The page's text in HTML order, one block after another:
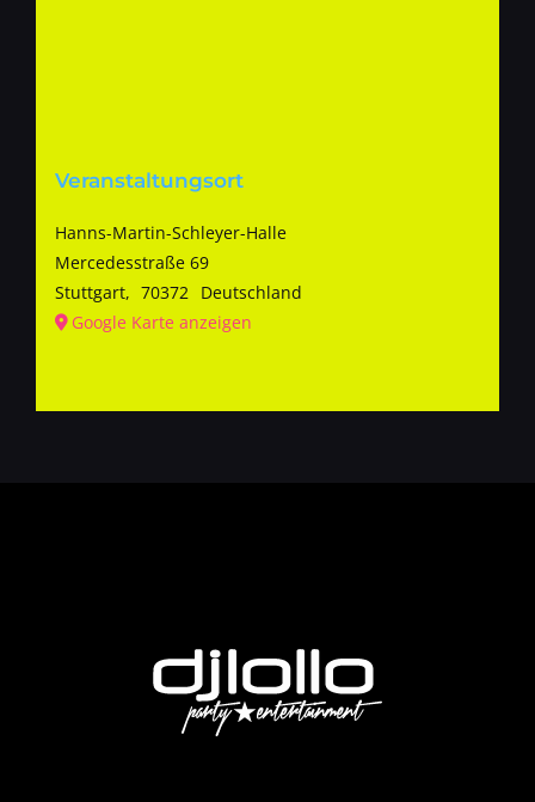
Veranstaltungsort
Hanns-Martin-Schleyer-Halle
Mercedesstraße 69
Stuttgart, 70372 Deutschland
Google Karte anzeigen